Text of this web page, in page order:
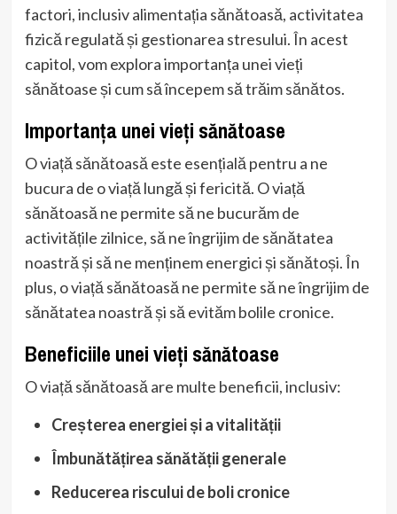
factori, inclusiv alimentația sănătoasă, activitatea
fizică regulată și gestionarea stresului. În acest
capitol, vom explora importanța unei vieți
sănătoase și cum să începem să trăim sănătos.
Importanța unei vieți sănătoase
O viață sănătoasă este esențială pentru a ne
bucura de o viață lungă și fericită. O viață
sănătoasă ne permite să ne bucurăm de
activitățile zilnice, să ne îngrijim de sănătatea
noastră și să ne menținem energici și sănătoși. În
plus, o viață sănătoasă ne permite să ne îngrijim de
sănătatea noastră și să evităm bolile cronice.
Beneficiile unei vieți sănătoase
O viață sănătoasă are multe beneficii, inclusiv:
Creșterea energiei și a vitalității
Îmbunătățirea sănătății generale
Reducerea riscului de boli cronice